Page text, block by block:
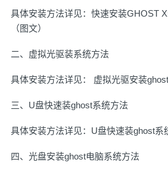
具体安装方法详见： 快速安装GHOST
（图文）
二、虚拟光驱装系统方法
具体安装方法详见： 虚拟光驱安装
三、U盘快速装ghost系统方法
具体安装方法详见： U盘快速装ghost系
四、光盘安装ghost电脑系统方法